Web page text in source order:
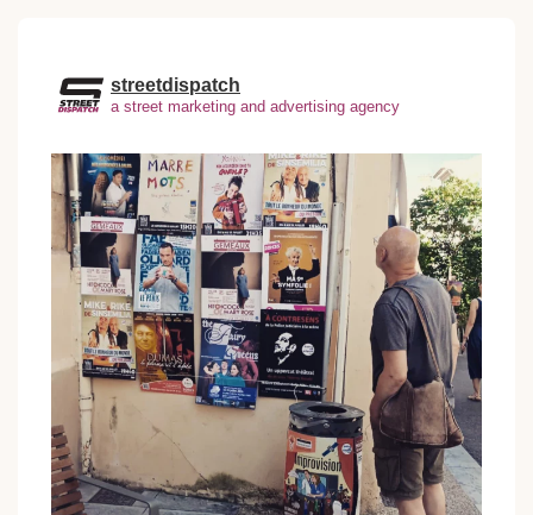
streetdispatch
a street marketing and advertising agency